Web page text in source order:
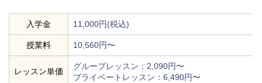
入学金 11,000円(税込)
授業料 10,560円〜
レッスン単価
グループレッスン：2,090円〜
プライベートレッスン：6,490円〜